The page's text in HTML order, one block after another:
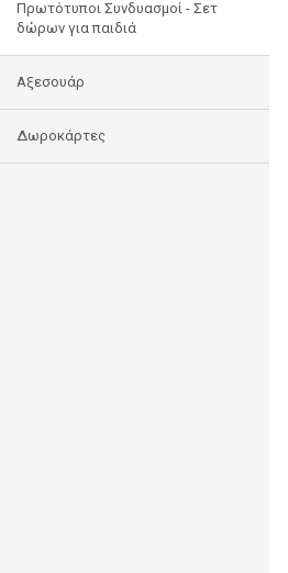
Πρωτότυποι Συνδυασμοί - Σετ
δώρων για παιδιά
Αξεσουάρ
Δωροκάρτες